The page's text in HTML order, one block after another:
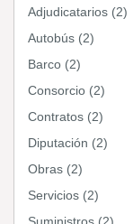
Adjudicatarios (2)
Autobús (2)
Barco (2)
Consorcio (2)
Contratos (2)
Diputación (2)
Obras (2)
Servicios (2)